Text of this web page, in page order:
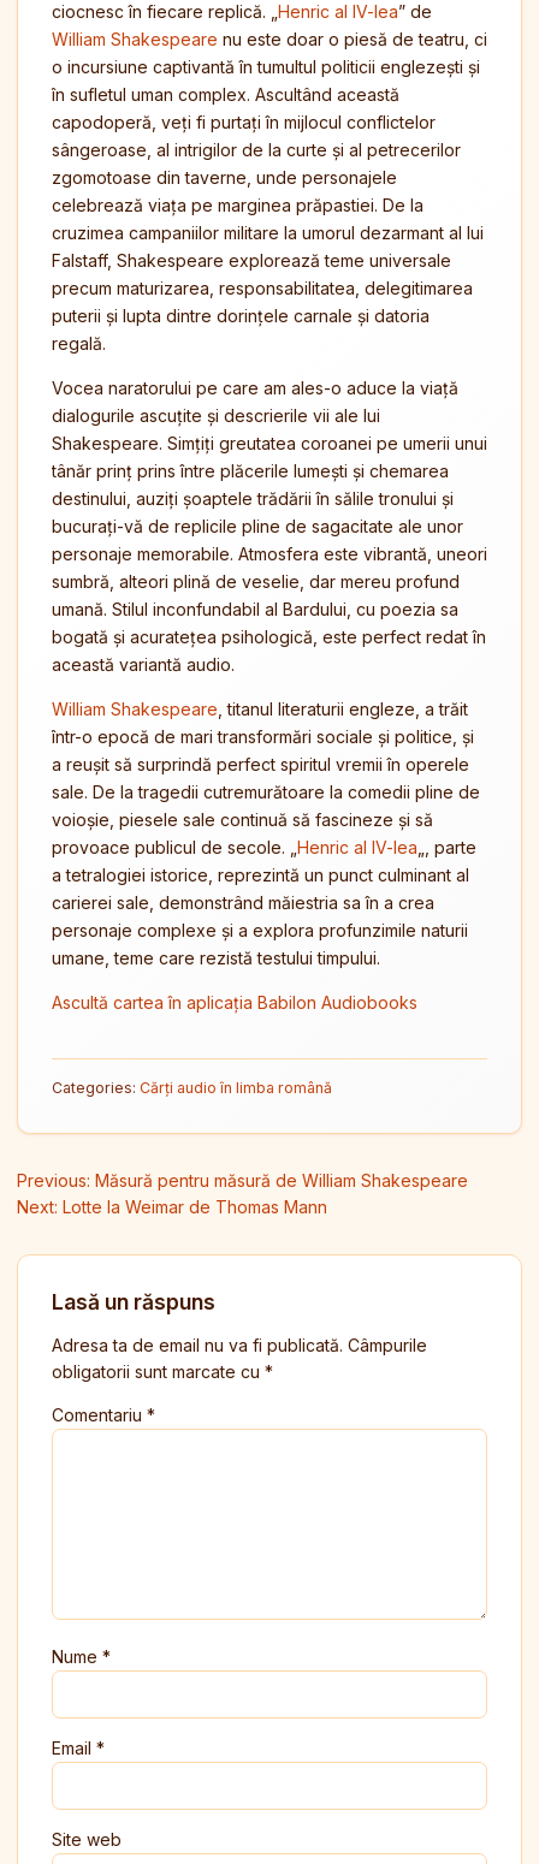
ciocnesc în fiecare replică. „ Henric al IV-lea” de
William Shakespeare nu este doar o piesă de teatru, ci
o incursiune captivantă în tumultul politicii englezești și
în sufletul uman complex. Ascultând această
capodoperă, veți fi purtați în mijlocul conflictelor
sângeroase, al intrigilor de la curte și al petrecerilor
zgomotoase din taverne, unde personajele
celebrează viața pe marginea prăpastiei. De la
cruzimea campaniilor militare la umorul dezarmant al lui
Falstaff, Shakespeare explorează teme universale
precum maturizarea, responsabilitatea, delegitimarea
puterii și lupta dintre dorințele carnale și datoria
regală.
Vocea naratorului pe care am ales-o aduce la viață
dialogurile ascuțite și descrierile vii ale lui
Shakespeare. Simțiți greutatea coroanei pe umerii unui
tânăr prinț prins între plăcerile lumești și chemarea
destinului, auziți șoaptele trădării în sălile tronului și
bucurați-vă de replicile pline de sagacitate ale unor
personaje memorabile. Atmosfera este vibrantă, uneori
sumbră, alteori plină de veselie, dar mereu profund
umană. Stilul inconfundabil al Bardului, cu poezia sa
bogată și acuratețea psihologică, este perfect redat în
această variantă audio.
William Shakespeare , titanul literaturii engleze, a trăit
într-o epocă de mari transformări sociale și politice, și
a reușit să surprindă perfect spiritul vremii în operele
sale. De la tragedii cutremurătoare la comedii pline de
voioșie, piesele sale continuă să fascineze și să
provoace publicul de secole. „ Henric al IV-lea „, parte
a tetralogiei istorice, reprezintă un punct culminant al
carierei sale, demonstrând măiestria sa în a crea
personaje complexe și a explora profunzimile naturii
umane, teme care rezistă testului timpului.
Ascultă cartea în aplicația Babilon Audiobooks
Categories: Cărți audio în limba română
Navigare în articole
Previous: Măsură pentru măsură de William Shakespeare
Next: Lotte la Weimar de Thomas Mann
Lasă un răspuns
Adresa ta de email nu va fi publicată. Câmpurile
obligatorii sunt marcate cu *
Comentariu *
Nume *
Email *
Site web